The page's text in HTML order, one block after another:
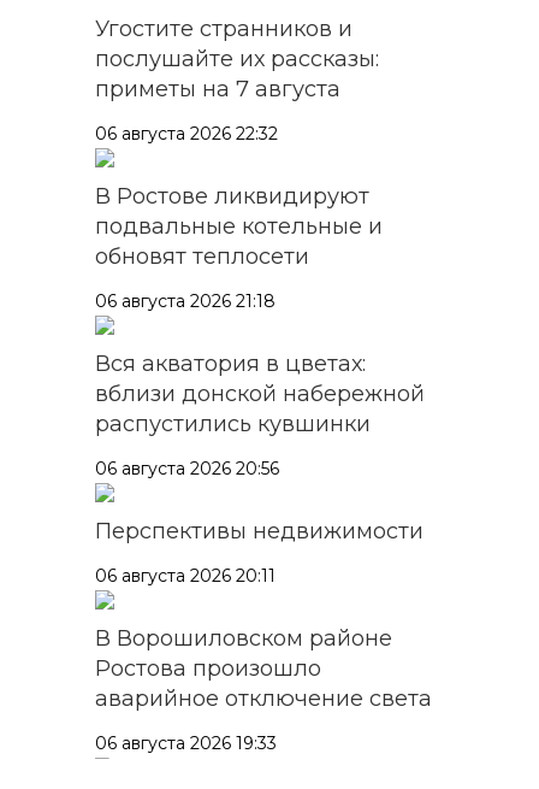
Угостите странников и
послушайте их рассказы:
приметы на 7 августа
06 августа 2026 22:32
В Ростове ликвидируют
подвальные котельные и
обновят теплосети
06 августа 2026 21:18
Вся акватория в цветах:
вблизи донской набережной
распустились кувшинки
06 августа 2026 20:56
Перспективы недвижимости
06 августа 2026 20:11
В Ворошиловском районе
Ростова произошло
аварийное отключение света
06 августа 2026 19:33